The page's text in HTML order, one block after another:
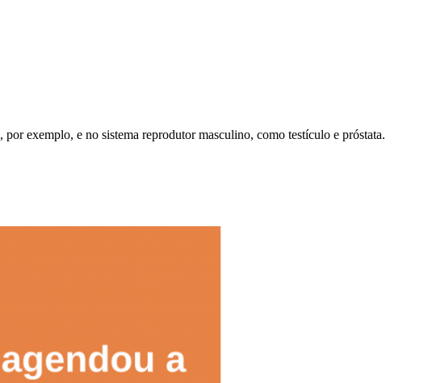
exemplo, e no sistema reprodutor masculino, como testículo e próstata.